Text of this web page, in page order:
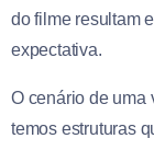
do filme resultam
expectativa.
O cenário de uma
temos estruturas